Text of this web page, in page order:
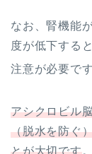
なお、腎機能
度が低下する
注意が必要です
アシクロビル
（脱水を防ぐ
とが大切です